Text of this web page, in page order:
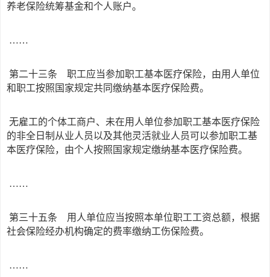
养老保险统筹基金和个人账户。
……
第二十三条 职工应当参加职工基本医疗保险，由用人单位
和职工按照国家规定共同缴纳基本医疗保险费。
无雇工的个体工商户、未在用人单位参加职工基本医疗保险
的非全日制从业人员以及其他灵活就业人员可以参加职工基
本医疗保险，由个人按照国家规定缴纳基本医疗保险费。
……
第三十五条 用人单位应当按照本单位职工工资总额，根据
社会保险经办机构确定的费率缴纳工伤保险费。
……